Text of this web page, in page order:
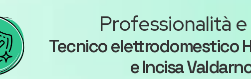
Professionalità
Tecnico elettrodomestico
e Incisa